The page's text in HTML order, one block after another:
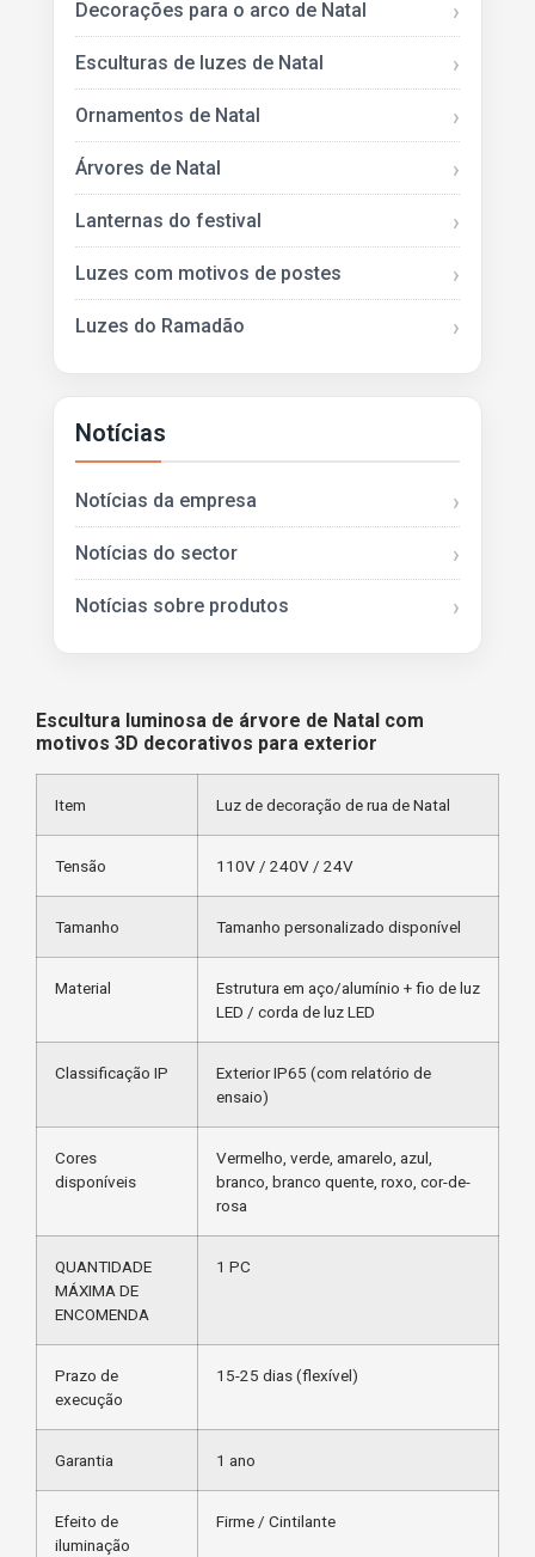
Decorações para o arco de Natal
Esculturas de luzes de Natal
Ornamentos de Natal
Árvores de Natal
Lanternas do festival
Luzes com motivos de postes
Luzes do Ramadão
Notícias
Notícias da empresa
Notícias do sector
Notícias sobre produtos
Escultura luminosa de árvore de Natal com
motivos 3D decorativos para exterior
Item Luz de decoração de rua de Natal
Tensão 110V / 240V / 24V
Tamanho Tamanho personalizado disponível
Material
Estrutura em aço/alumínio + fio de luz
LED / corda de luz LED
Classificação IP
Exterior IP65 (com relatório de
ensaio)
Cores
disponíveis
Vermelho, verde, amarelo, azul,
branco, branco quente, roxo, cor-de-
rosa
QUANTIDADE
MÁXIMA DE
ENCOMENDA
1 PC
Prazo de
execução
15-25 dias (flexível)
Garantia 1 ano
Efeito de
iluminação
Firme / Cintilante